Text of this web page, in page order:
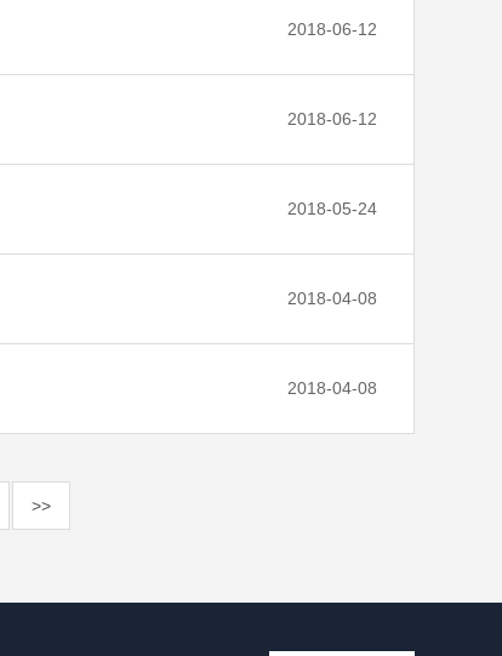
2018-06-12
2018-06-12
2018-05-24
2018-04-08
2018-04-08
>>